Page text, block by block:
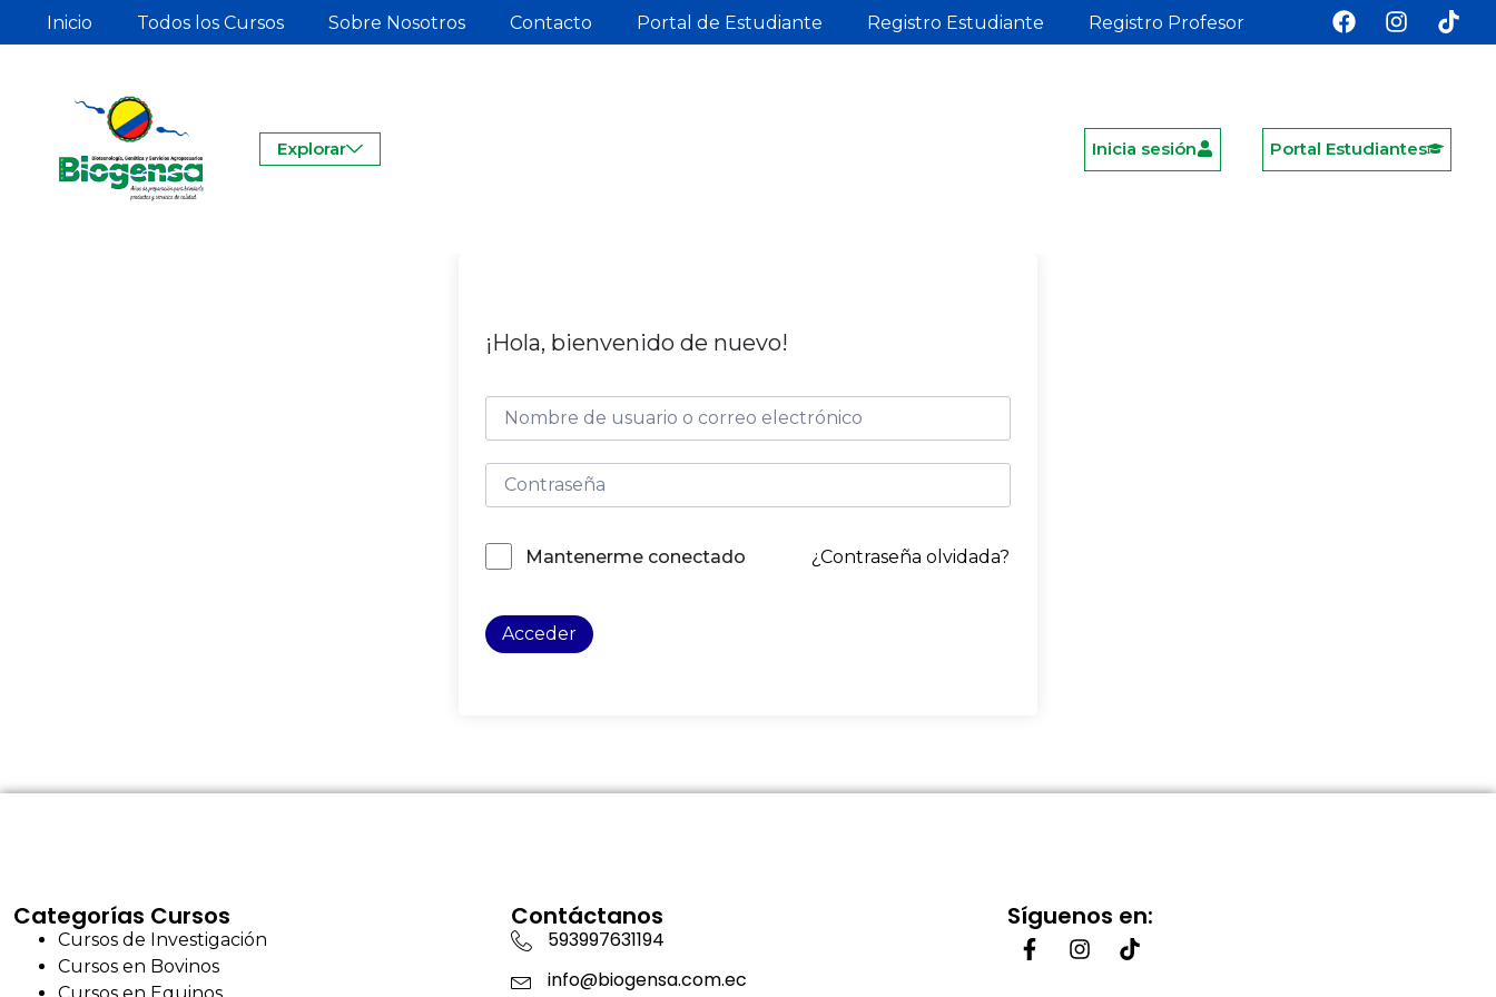
Inicio Todos los Cursos Sobre Nosotros Contacto Portal de Estudiante Registro Estudiante Registro Profesor
Explorar Inicia sesión Portal Estudiantes
¡Hola, bienvenido de nuevo!
Mantenerme conectado ¿Contraseña olvidada?
Acceder
Categorías Cursos
Cursos de Investigación
Cursos en Bovinos
Contáctanos
593997631194
info@biogensa.com.ec
Síguenos en: